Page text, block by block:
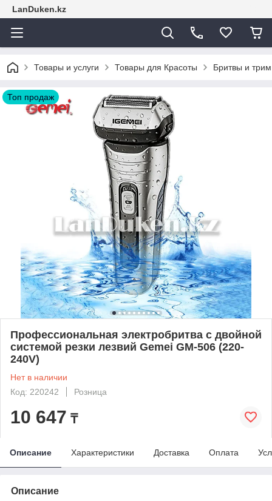
LanDuken.kz
Товары и услуги Товары для Красоты Бритвы и
Топ продаж
Профессиональная электробритва с двойной
системой резки лезвий Gemei GM-506 (220-
240V)
Нет в наличии
Код: 220242
Розница
10 647 ₸
Описание Характеристики Доставка Оплата
Описание